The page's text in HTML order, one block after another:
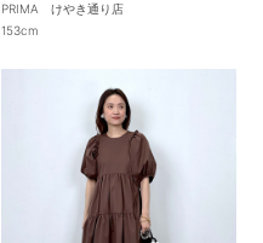
PRIMA けやき通り店
153cm